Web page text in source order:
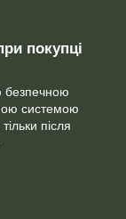
покупці
безпечною
системою
після